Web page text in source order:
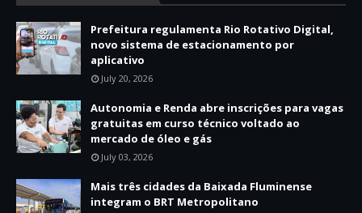
Prefeitura regulamenta Rio Rotativo Digital,
novo sistema de estacionamento por
aplicativo
July 20, 2026
Autonomia e Renda abre inscrições para vagas
gratuitas em curso técnico voltado ao
mercado de óleo e gás
July 03, 2026
Mais três cidades da Baixada Fluminense
integram o BRT Metropolitano